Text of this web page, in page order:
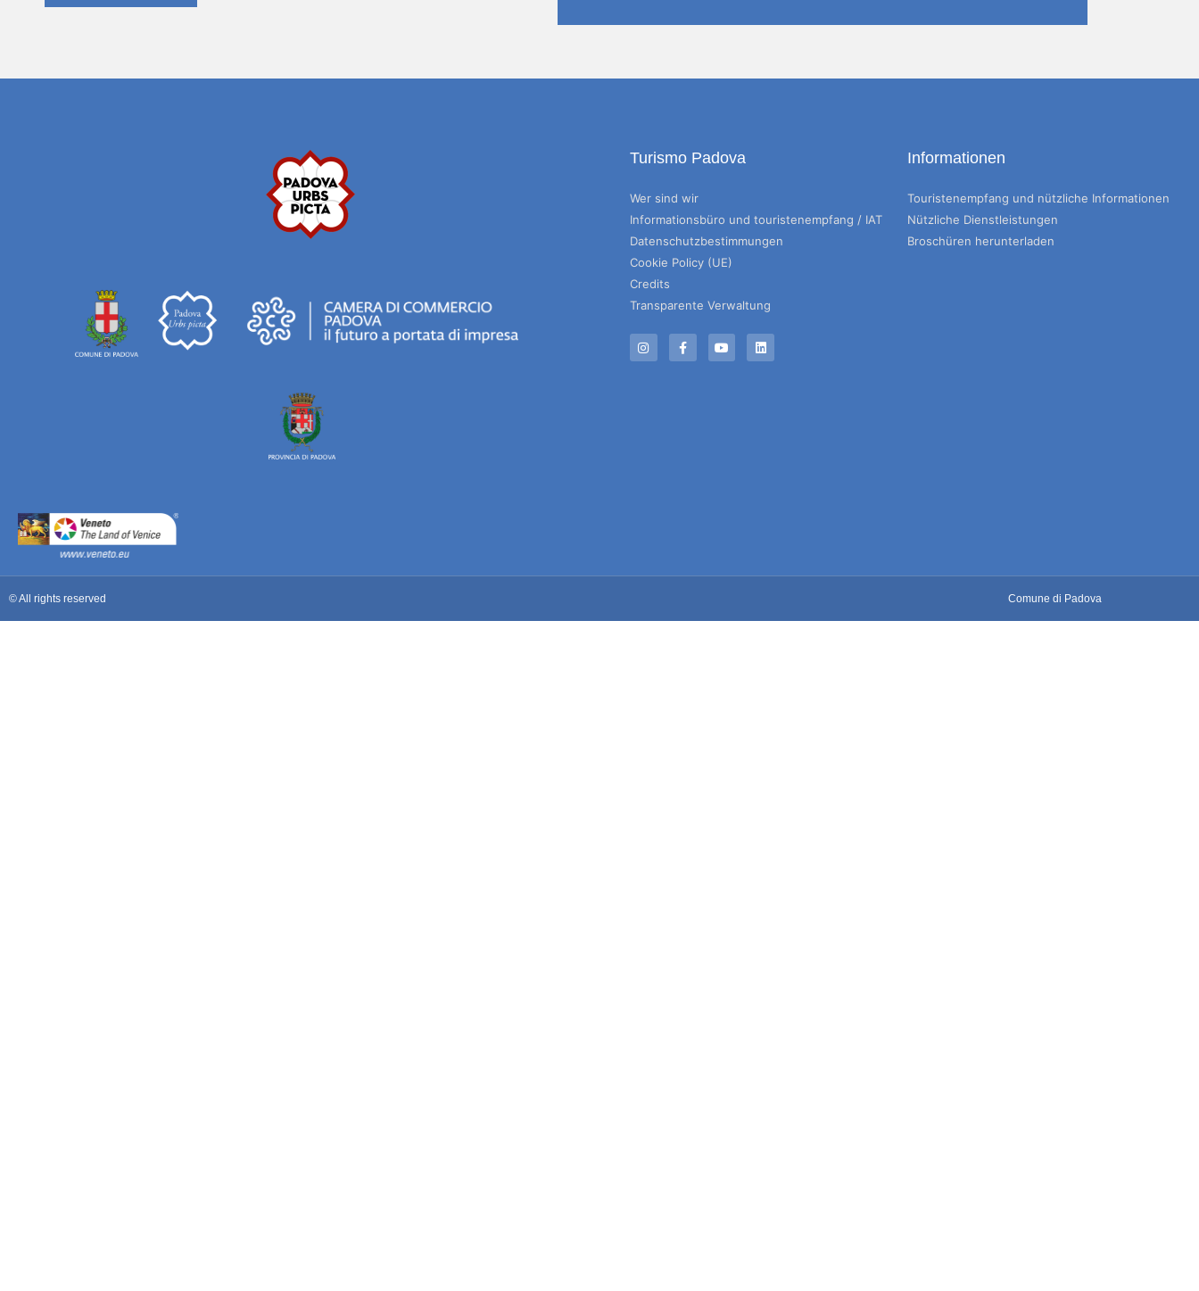
Turismo Padova
Wer sind wir
Informationsbüro und touristenempfang / IAT
Datenschutzbestimmungen
Cookie Policy (UE)
Credits
Transparente Verwaltung
Informationen
Touristenempfang und nützliche Informationen
Nützliche Dienstleistungen
Broschüren herunterladen
© All rights reserved Comune di Padova